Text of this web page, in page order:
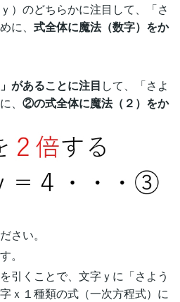
）のどちらかに注目して、「さ
に、 式全体に魔法（数字）をか
があることに注目 して、「さよ
、 ②の式全体に魔法（２）をか
い。
。
くことで、文字ｙに「さよう
ｘ１種類の式（一次方程式）に